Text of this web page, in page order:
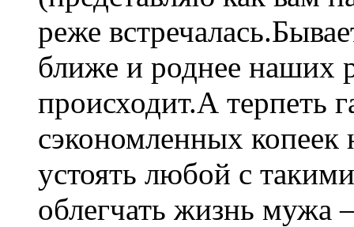
реже
ближе и роднее наших
происходит.А терпеть
сэкономленных
устоять любой с
облегчать жизнь мужа